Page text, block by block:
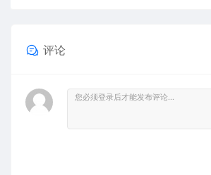
评论